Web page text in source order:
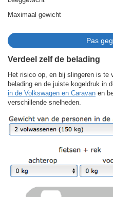
Maximaal gewicht
Verdeel zelf de belading
Het risico op, en bij slingeren is te
belading en de juiste kogeldruk in
in de Volkswagen en Caravan en
verschillende snelheden.